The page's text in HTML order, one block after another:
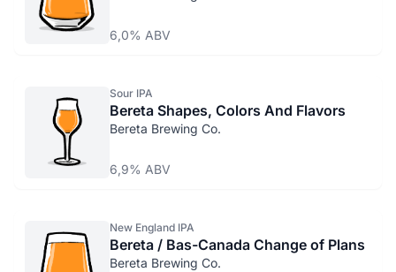
6,0% ABV
Sour IPA
Bereta Shapes, Colors And Flavors
Bereta Brewing Co.
6,9% ABV
New England IPA
Bereta / Bas-Canada Change of Plans
Bereta Brewing Co.